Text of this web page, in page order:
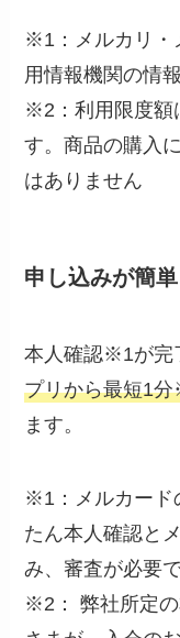
※1：メルカリ・
用情報機関の情
※2：利用限度額
す。商品の購入
はありません
申し込みが簡単
本人確認※1が完
プリから最短1
ます。
※1：メルカード
たん本人確認と
み、審査が必要
※2： 弊社所定